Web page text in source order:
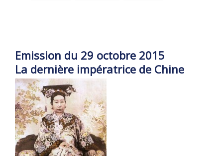
Emission du 29 octobre 2015
La dernière impératrice de Chine